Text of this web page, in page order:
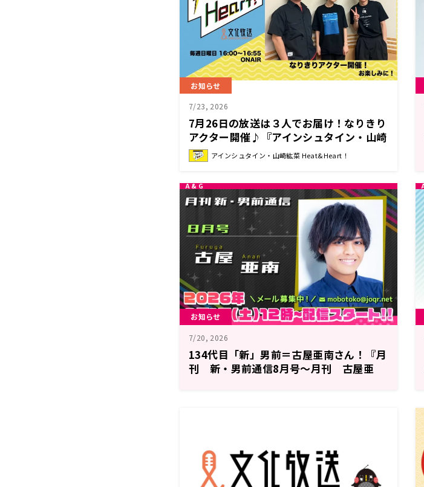
お知らせ
7/23, 2026
7月26日の放送は３人でお届け！なりきり
アクター開催♪『アインシュタイン・山崎
紘菜 Heat&Heart!』
アインシュタイン・山崎紘菜 Heat&Heart！
お知らせ
7/20, 2026
134代目「新」男前＝古屋亜南さん！『月
刊 新・男前通信8月号～月刊 古屋亜